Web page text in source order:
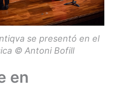
se presentó en el
© Antoni Bofill
en